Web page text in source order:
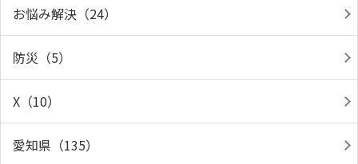
お悩み解決（24）
防災（5）
X（10）
愛知県（135）